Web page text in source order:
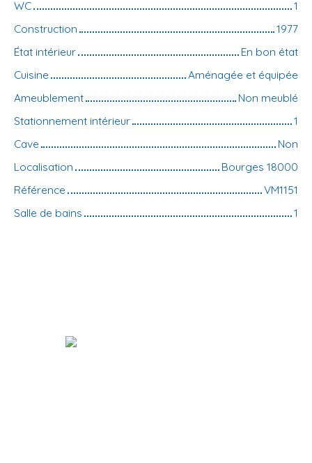
WC
1
Construction
1977
État intérieur
En bon état
Cuisine
Aménagée et équipée
Ameublement
Non meublé
Stationnement intérieur
1
Cave
Non
Localisation
Bourges 18000
Référence
VM1151
Salle de bains
1